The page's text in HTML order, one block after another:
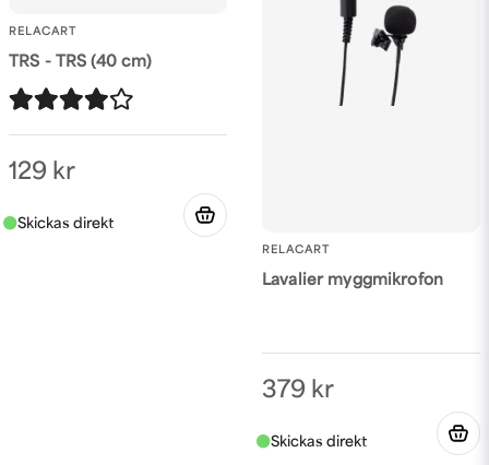
RELACART
TRS - TRS (40 cm)
129 kr
RELACART
Lavalier myggmikrofon
379 kr